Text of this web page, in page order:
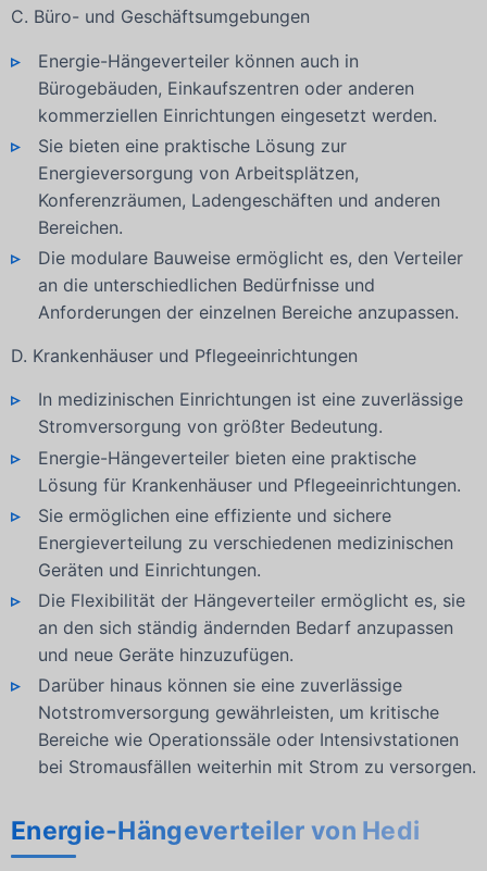
C. Büro- und Geschäftsumgebungen
Energie-Hängeverteiler können auch in
Bürogebäuden, Einkaufszentren oder anderen
kommerziellen Einrichtungen eingesetzt werden.
Sie bieten eine praktische Lösung zur
Energieversorgung von Arbeitsplätzen,
Konferenzräumen, Ladengeschäften und anderen
Bereichen.
Die modulare Bauweise ermöglicht es, den Verteiler
an die unterschiedlichen Bedürfnisse und
Anforderungen der einzelnen Bereiche anzupassen.
D. Krankenhäuser und Pflegeeinrichtungen
In medizinischen Einrichtungen ist eine zuverlässige
Stromversorgung von größter Bedeutung.
Energie-Hängeverteiler bieten eine praktische
Lösung für Krankenhäuser und Pflegeeinrichtungen.
Sie ermöglichen eine effiziente und sichere
Energieverteilung zu verschiedenen medizinischen
Geräten und Einrichtungen.
Die Flexibilität der Hängeverteiler ermöglicht es, sie
an den sich ständig ändernden Bedarf anzupassen
und neue Geräte hinzuzufügen.
Darüber hinaus können sie eine zuverlässige
Notstromversorgung gewährleisten, um kritische
Bereiche wie Operationssäle oder Intensivstationen
bei Stromausfällen weiterhin mit Strom zu versorgen.
Energie-Hängeverteiler von Hedi